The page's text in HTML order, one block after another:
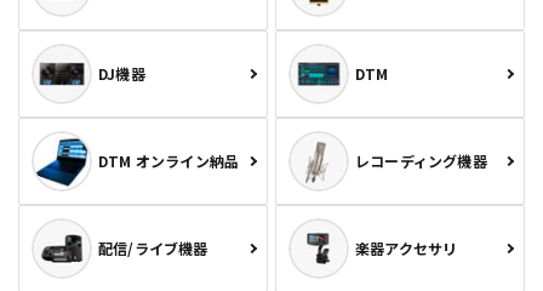
DJ機器 DTM
DTM オンライン納品 レコーディング機器
配信/ライブ機器 楽器アクセサリ